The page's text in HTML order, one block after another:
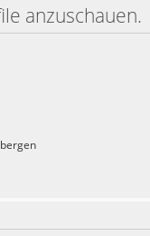
anzuschauen.